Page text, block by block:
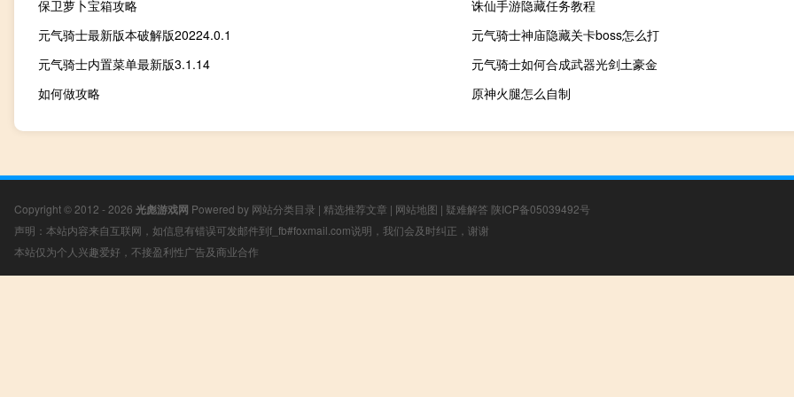
保卫萝卜宝箱攻略
诛仙手游隐藏任务教程
元气骑士最新版本破解版20224.0.1
元气骑士神庙隐藏关卡boss怎么打
元气骑士内置菜单最新版3.1.14
元气骑士如何合成武器光剑土豪金
如何做攻略
原神火腿怎么自制
Copyright © 2012 - 2026 光彪游戏网 Powered by 网站分类目录 | 精选推荐文章 | 网站地图 | 疑难解答 陕ICP备05039492号
声明：本站内容来自互联网，如信息有错误可发邮件到f_fb#foxmail.com说明，我们会及时纠正，谢谢
本站仅为个人兴趣爱好，不接盈利性广告及商业合作